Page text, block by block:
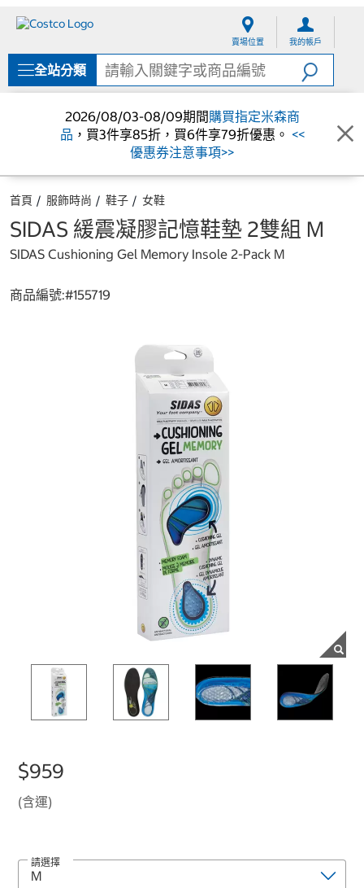
單
賣場位置 我的帳戶
全站分類
2026/08/03-08/09期間購買指定米森商
品 ，買3件享85折，買6件享79折優惠。 <<
優惠券注意事項>>
首頁 服飾時尚 鞋子 女鞋
SIDAS 緩震凝膠記憶鞋墊 2雙組 M
SIDAS Cushioning Gel Memory Insole 2-Pack M
商品編號:#155719
$959
(含運)
請選擇